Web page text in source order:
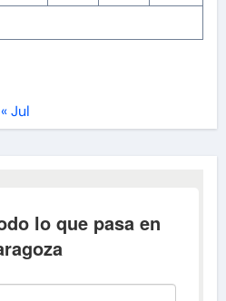
« Jul